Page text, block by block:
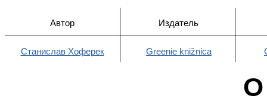
Автор Издатель
Станислав Хоферек Greenie knižnica
О